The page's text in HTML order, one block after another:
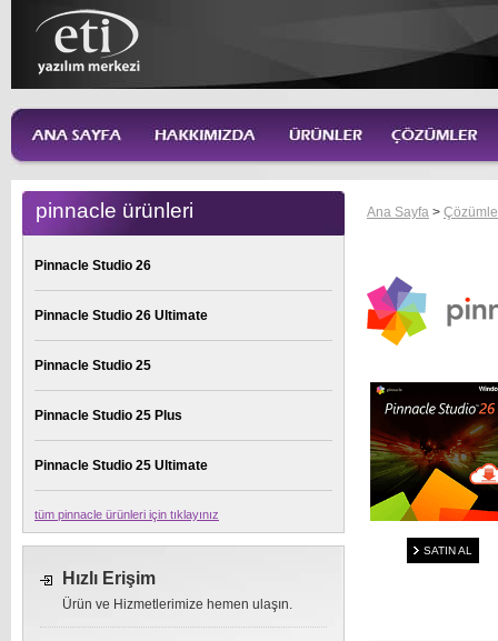
Ana Sayfa >
SATIN AL
pinnacle ürünleri
Pinnacle Studio 26
Pinnacle Studio 26 Ultimate
Pinnacle Studio 25
Pinnacle Studio 25 Plus
Pinnacle Studio 25 Ultimate
tüm pinnacle ürünleri için tıklayınız
Hızlı Erişim
Ürün ve Hizmetlerimize hemen ulaşın.